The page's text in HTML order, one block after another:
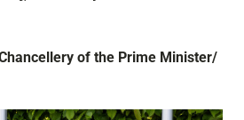
of the Prime Minister/